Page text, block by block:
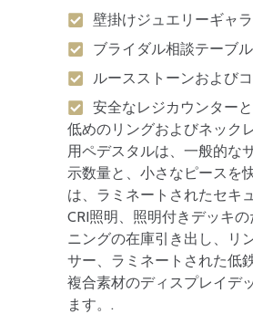
壁掛けジュエリーギャ
ブライダル相談テーブル
ルースストーンおよび
安全なレジカウンター
低めのリングおよびネック
用ペデスタルは、一般的な
示数量と、小さなピースを
は、ラミネートされたセキ
CRI照明、照明付きデッキ
ニングの在庫引き出し、リ
サー、ラミネートされた低
複合素材のディスプレイデ
ます。.